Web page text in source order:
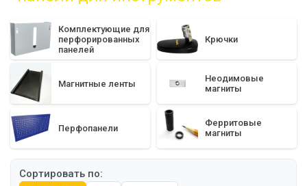
Комплектующие для
перфорированных
панелей
Крючки
Магнитные ленты
Неодимовые
магниты
Перфопанели
Ферритовые
магниты
Сортировать по: